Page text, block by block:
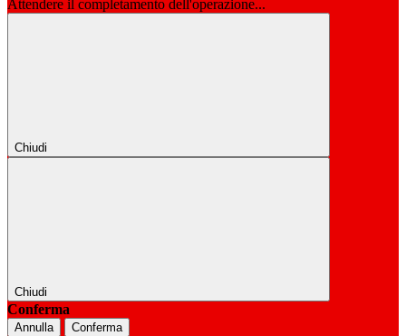
Attendere il completamento dell'operazione...
Chiudi
Chiudi
Conferma
Annulla Conferma